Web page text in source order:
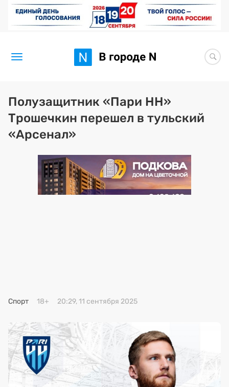
Новости
Статьи
BORЩ
Искусство исцелять
Полузащитник «Пари НН»
Трошечкин перешел в тульский
«Арсенал»
Спорт 18+ 20:29, 11 сентября 2025